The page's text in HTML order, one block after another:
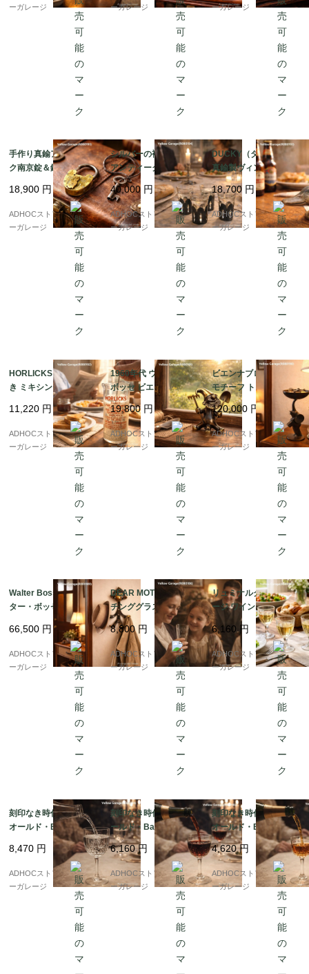
ーガレージ
ーガレージ
ーガレージ
手作り真鍮アンティー
ク南京錠＆鍵セット
（4.5cm）– 時代を感
じる重厚な鍵
18,900 円
ADHOCストア・イエロ
ーガレージ
シルバーの袴をまとう
アンティークグラス 4
客セット（高さ8cm）
40,000 円
ADHOCストア・イエロ
ーガレージ
DUCKY（ダッキー）
真鍮製ヴィンテージ・
ボトルオープナー｜KI
RBY, BEARD & Co. パ
リ
18,700 円
ADHOCストア・イエロ
ーガレージ
HORLICKS マドラー付
き ミキシンググラス ?
英国で生まれた、栄養
ドリンクのための実用
ガラス ?
11,220 円
ADHOCストア・イエロ
ーガレージ
1960年代 ウォルター・
ボッセ ビエンナブロン
ズ ノーム（園芸用具欠
品） ? ミニマル造形が
際立つオリジナル真鍮
フィギュア ?
19,800 円
ADHOCストア・イエロ
ーガレージ
ビエンナブロンズ ゾウ
モチーフ トレイ付き置
物 — 鼻で支えるトレイ
が愛らしい、ウィーン
工芸のユーモラスな小
品 —
120,000 円
ADHOCストア・イエロ
ーガレージ
Walter Bosse（ウォル
ター・ボッセ） 猿モチ
ーフ 真鍮製ウォールフ
ック／コートハンガー
— ユーモアと機能美が
融合したミッドセンチ
ュリーヴィンテージ —
66,500 円
ADHOCストア・イエロ
ーガレージ
DEAR MOTHER エッ
チンググラス — “LIZZI
E”の名を刻んだ、静か
な想いのヴィンテージ
—
8,800円
ADHOCストア・イエロ
ーガレージ
リュミナルク ヴィンテ
ージ ワイングラス 6客
セット — フランスのガ
ラス美が息づく、コン
パクトな名作 —
6,160円
ADHOCストア・イエロ
ーガレージ
刻印なき時代の威厳 ?
オールド・Baccarat
ウォーターグラス（19
36年以前）
8,470 円
ADHOCストア・イエロ
ーガレージ
刻印なき時代の美 ? オ
ールド・Baccarat ワ
イングラス（1936年以
前）
6,160円
ADHOCストア・イエロ
ーガレージ
刻印なき時代の逸品 ?
オールド・Baccarat
シェリー酒グラス（19
36年以前）
4,620円
ADHOCストア・イエロ
ーガレージ